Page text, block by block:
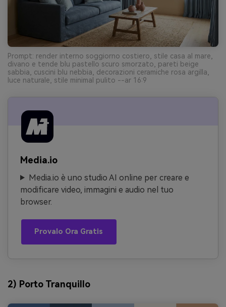
Prompt: render interno soggiorno costiero, stile casa al mare,
divano e tende blu pastello scuro smorzato, pareti beige
sabbia, cuscini blu nebbia, decorazioni ceramiche rosa argilla,
luce naturale, stile minimal pulito --ar 16:9
Media.io
Media.io è uno studio AI online per creare e
modificare video, immagini e audio nel tuo
browser.
Provalo Ora Gratis
2) Porto Tranquillo